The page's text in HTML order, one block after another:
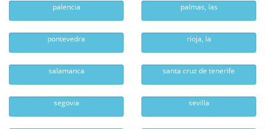
palencia palmas, las
pontevedra rioja, la
salamanca santa cruz de tenerife
segovia sevilla